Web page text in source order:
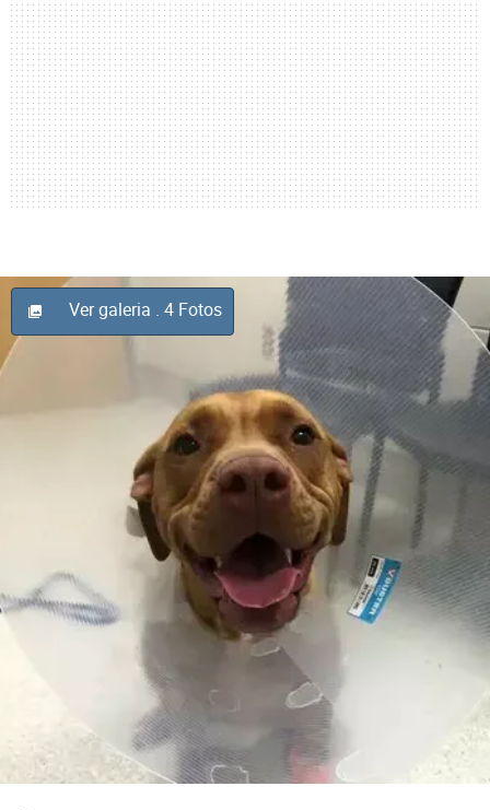
Ver galeria . 4 Fotos